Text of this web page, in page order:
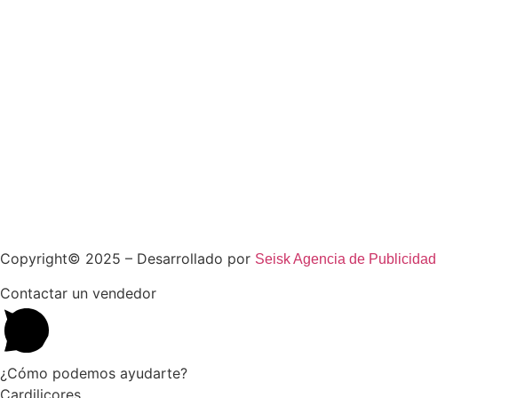
Copyright© 2025 – Desarrollado por Seisk Agencia de Publicidad
Contactar un vendedor
¿Cómo podemos ayudarte?
Cardilicores